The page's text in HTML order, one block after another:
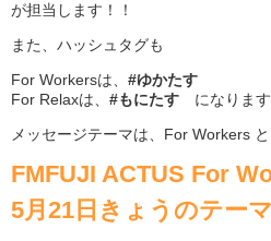
が担当します！！
また、ハッシュタグも
For Workersは、 #ゆかたす
For Relaxは、 #もにたす になります
メッセージテーマは、For Workers
FMFUJI ACTUS For
5月21日きょうのテー